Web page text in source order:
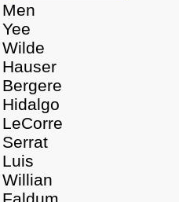
Men
Yee
Wilde
Hauser
Bergere
Hidalgo
LeCorre
Serrat
Luis
Willian